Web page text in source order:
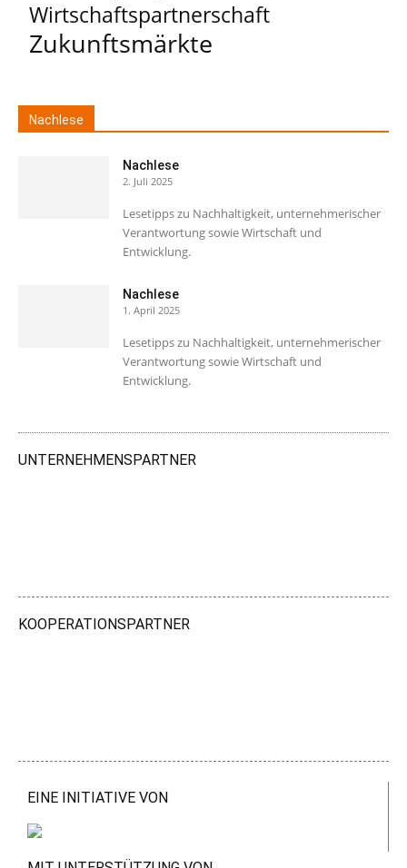
Wirtschaftspartnerschaft
Zukunftsmärkte
Nachlese
Nachlese
2. Juli 2025
Lesetipps zu Nachhaltigkeit, unternehmerischer
Verantwortung sowie Wirtschaft und
Entwicklung.
Nachlese
1. April 2025
Lesetipps zu Nachhaltigkeit, unternehmerischer
Verantwortung sowie Wirtschaft und
Entwicklung.
UNTERNEHMENSPARTNER
KOOPERATIONSPARTNER
EINE INITIATIVE VON